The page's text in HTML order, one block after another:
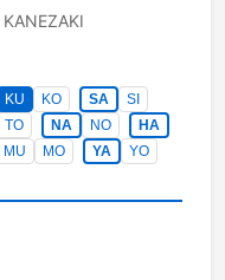
KANEZAKI
KU KO SA
SI
TO NA NO
HA
MU MO YA
YO